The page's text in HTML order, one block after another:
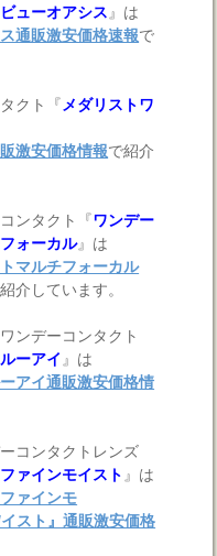
ューオアシス 』は
通販激安価格速報で
クト『 メダリストワ
激安価格情報で紹介
ンタクト『ワンデー
ォーカル』は
マルチフォーカル
介しています。
ンデーコンタクト
ーアイ 』は
アイ通販激安価格情
コンタクトレンズ
ァインモイスト 』は
ァインモ
スト』通販激安価格